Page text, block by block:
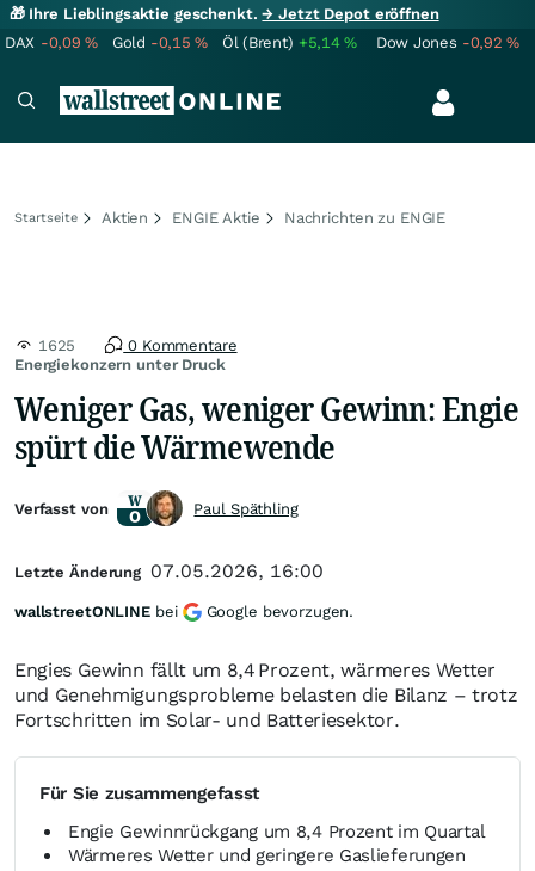
🎁 Ihre Lieblingsaktie geschenkt.→ Jetzt Depot eröffnen
DAX -0,09% Gold -0,15% Öl (Brent) +5,14% Dow Jones -0,92%
Startseite Aktien ENGIE Aktie Nachrichten zu ENGIE
Energiekonzern unter Druck
1625 0 Kommentare
Weniger Gas, weniger Gewinn: Engie
spürt die Wärmewende
Engies Gewinn fällt um 8,4 Prozent, wärmeres Wetter
und Genehmigungsprobleme belasten die Bilanz – trotz
Fortschritten im Solar- und Batteriesektor.
Für Sie zusammengefasst
Engie Gewinnrückgang um 8,4 Prozent im Quartal
Wärmeres Wetter und geringere Gaslieferungen
Verfasst von Paul Späthling
Letzte Änderung 07.05.2026, 16:00
wallstreetONLINE bei Google bevorzugen.